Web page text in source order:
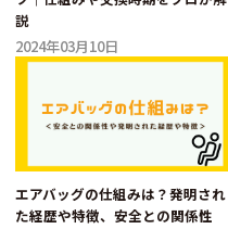
説
2024年03月10日
エアバッグの仕組みは？発明され
た経歴や特徴、安全との関係性